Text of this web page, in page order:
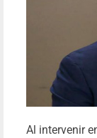
Al intervenir